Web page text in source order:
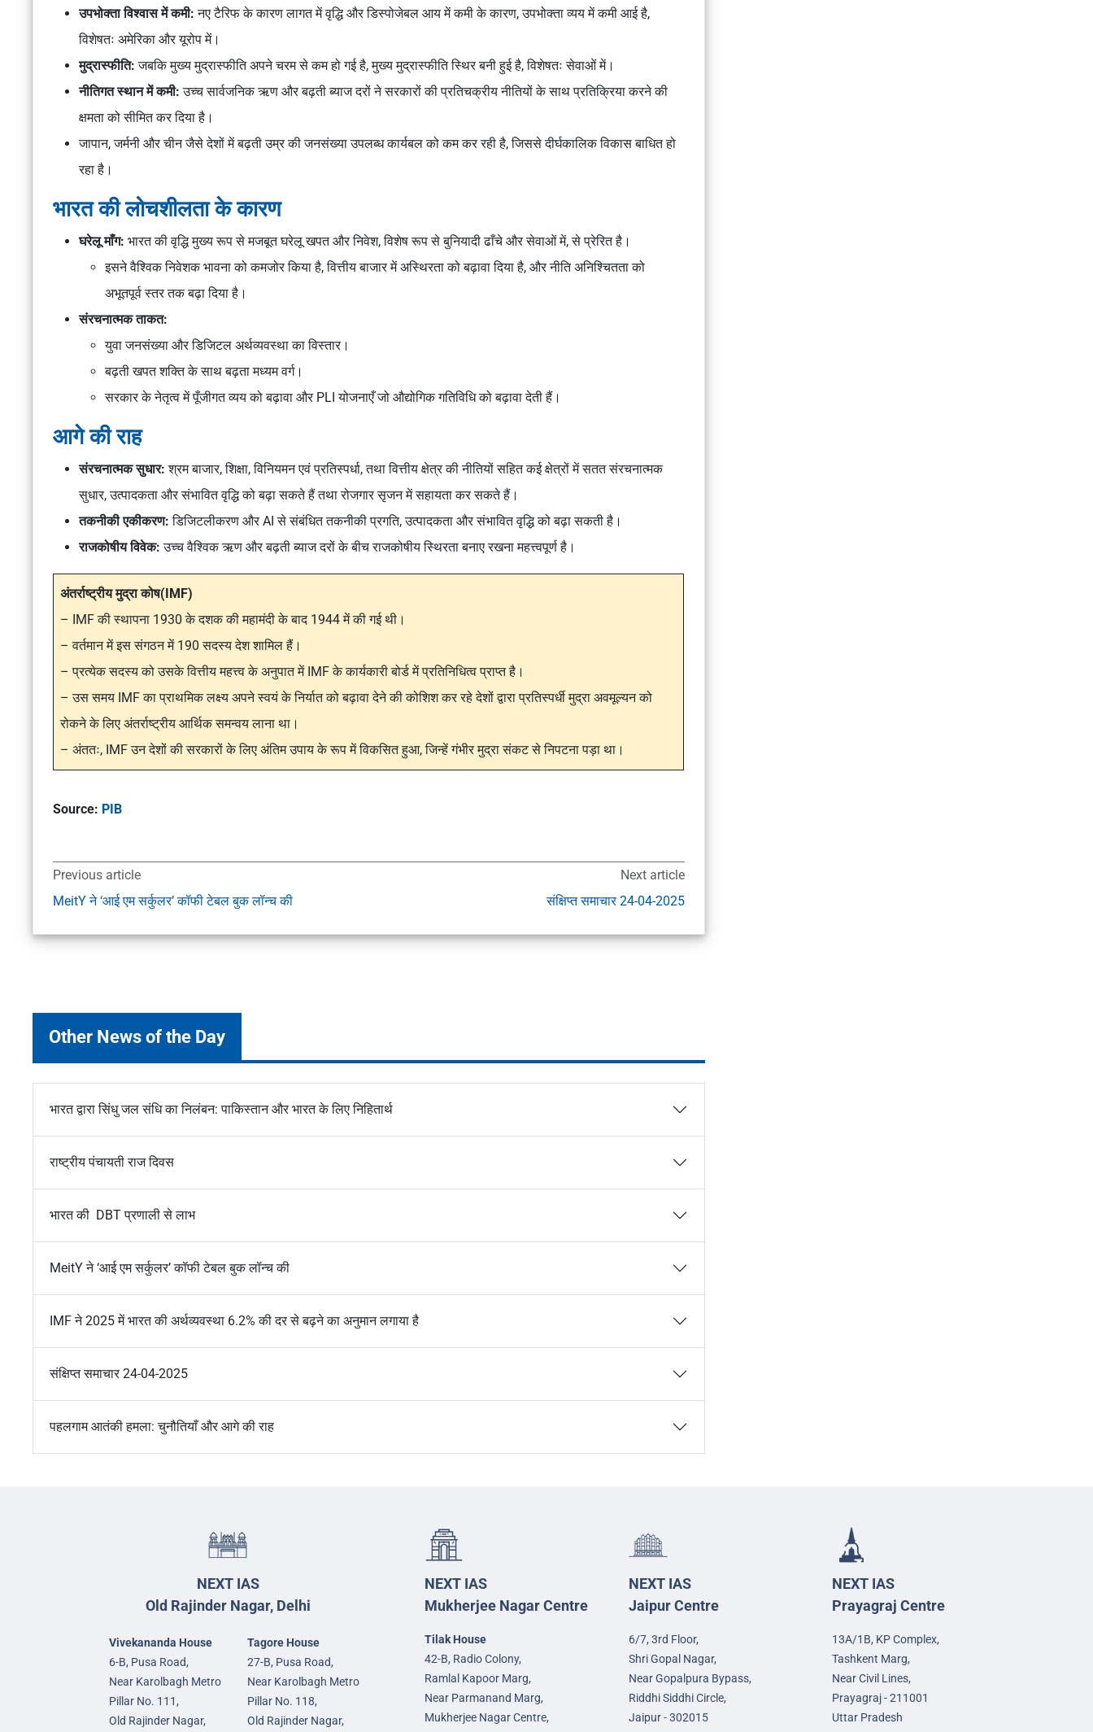
उपभोक्ता विश्वास में कमी:नए टैरिफ के कारण लागत में वृद्धि और डिस्पोजेबल आय में कमी के कारण, उपभोक्ता व्यय में कमी आई है,
विशेषतः अमेरिका और यूरोप में।
मुद्रास्फीति:जबकि मुख्य मुद्रास्फीति अपने चरम से कम हो गई है, मुख्य मुद्रास्फीति स्थिर बनी हुई है, विशेषतः सेवाओं में।
नीतिगत स्थान में कमी:उच्च सार्वजनिक ऋण और बढ़ती ब्याज दरों ने सरकारों की प्रतिचक्रीय नीतियों के साथ प्रतिक्रिया करने की
क्षमता को सीमित कर दिया है।
जापान, जर्मनी और चीन जैसे देशों में बढ़ती उम्र की जनसंख्या उपलब्ध कार्यबल को कम कर रही है, जिससे दीर्घकालिक विकास बाधित हो
रहा है।
भारत की लोचशीलता के कारण
घरेलू माँग: भारत की वृद्धि मुख्य रूप से मजबूत घरेलू खपत और निवेश, विशेष रूप से बुनियादी ढाँचे और सेवाओं में, से प्रेरित है।
इसने वैश्विक निवेशक भावना को कमजोर किया है, वित्तीय बाजार में अस्थिरता को बढ़ावा दिया है, और नीति अनिश्चितता को
अभूतपूर्व स्तर तक बढ़ा दिया है।
संरचनात्मक ताकत:
युवा जनसंख्या और डिजिटल अर्थव्यवस्था का विस्तार।
बढ़ती खपत शक्ति के साथ बढ़ता मध्यम वर्ग।
सरकार के नेतृत्व में पूँजीगत व्यय को बढ़ावा और PLI योजनाएँ जो औद्योगिक गतिविधि को बढ़ावा देती हैं।
आगे की राह
संरचनात्मक सुधार:श्रम बाजार, शिक्षा, विनियमन एवं प्रतिस्पर्धा, तथा वित्तीय क्षेत्र की नीतियों सहित कई क्षेत्रों में सतत संरचनात्मक
सुधार, उत्पादकता और संभावित वृद्धि को बढ़ा सकते हैं तथा रोजगार सृजन में सहायता कर सकते हैं।
तकनीकी एकीकरण:डिजिटलीकरण और AI से संबंधित तकनीकी प्रगति, उत्पादकता और संभावित वृद्धि को बढ़ा सकती है।
राजकोषीय विवेक: उच्च वैश्विक ऋण और बढ़ती ब्याज दरों के बीच राजकोषीय स्थिरता बनाए रखना महत्त्वपूर्ण है।
अंतर्राष्ट्रीय मुद्रा कोष(IMF)
– IMF की स्थापना 1930 के दशक की महामंदी के बाद 1944 में की गई थी।
– वर्तमान में इस संगठन में 190 सदस्य देश शामिल हैं।
– प्रत्येक सदस्य को उसके वित्तीय महत्त्व के अनुपात में IMF के कार्यकारी बोर्ड में प्रतिनिधित्व प्राप्त है।
– उस समय IMF का प्राथमिक लक्ष्य अपने स्वयं के निर्यात को बढ़ावा देने की कोशिश कर रहे देशों द्वारा प्रतिस्पर्धी मुद्रा अवमूल्यन को
रोकने के लिए अंतर्राष्ट्रीय आर्थिक समन्वय लाना था।
– अंततः, IMF उन देशों की सरकारों के लिए अंतिम उपाय के रूप में विकसित हुआ, जिन्हें गंभीर मुद्रा संकट से निपटना पड़ा था।
Source: PIB
Previous article
MeitY ने ‘आई एम सर्कुलर’ कॉफी टेबल बुक लॉन्च की
Next article
संक्षिप्त समाचार 24-04-2025
Other News of the Day
भारत द्वारा सिंधु जल संधि का निलंबन: पाकिस्तान और भारत के लिए निहितार्थ
राष्ट्रीय पंचायती राज दिवस
भारत की DBT प्रणाली से लाभ
MeitY ने ‘आई एम सर्कुलर’ कॉफी टेबल बुक लॉन्च की
IMF ने 2025 में भारत की अर्थव्यवस्था 6.2% की दर से बढ़ने का अनुमान लगाया है
संक्षिप्त समाचार 24-04-2025
पहलगाम आतंकी हमला: चुनौतियाँ और आगे की राह
NEXT IAS
Old Rajinder Nagar, Delhi
Vivekananda House
6-B, Pusa Road,
Near Karolbagh Metro
Pillar No. 111,
Old Rajinder Nagar,
Tagore House
27-B, Pusa Road,
Near Karolbagh Metro
Pillar No. 118,
Old Rajinder Nagar,
NEXT IAS
Mukherjee Nagar Centre
Tilak House
42-B, Radio Colony,
Ramlal Kapoor Marg,
Near Parmanand Marg,
Mukherjee Nagar Centre,
NEXT IAS
Jaipur Centre
6/7, 3rd Floor,
Shri Gopal Nagar,
Near Gopalpura Bypass,
Riddhi Siddhi Circle,
Jaipur - 302015
NEXT IAS
Prayagraj Centre
13A/1B, KP Complex,
Tashkent Marg,
Near Civil Lines,
Prayagraj - 211001
Uttar Pradesh